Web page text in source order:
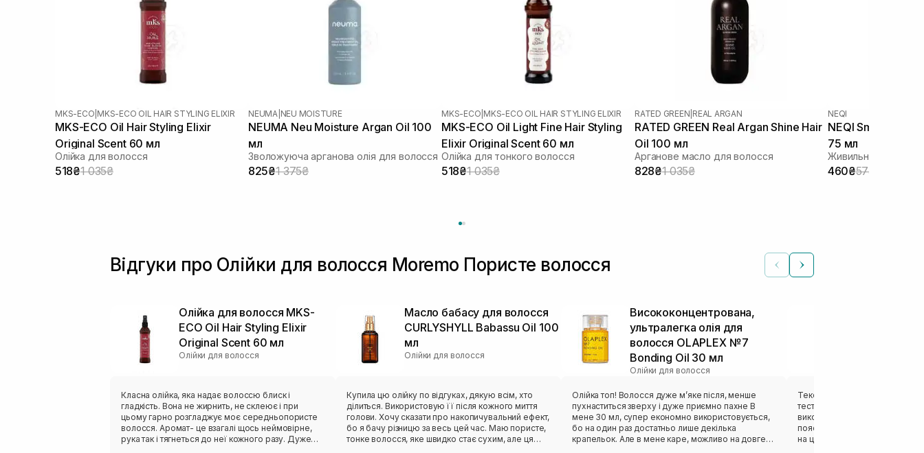
MKS-ECO MKS-ECO OIL HAIR STYLING ELIXIR
MKS-ECO Oil Hair Styling Elixir
Original Scent 60 мл
Олійка для волосся
518₴1 035₴
NEUMA NEU MOISTURE
NEUMA Neu Moisture Argan Oil 100
мл
Зволожуюча арганова олія для волосся
825₴1 375₴
MKS-ECO MKS-ECO OIL HAIR STYLING ELIXIR
MKS-ECO Oil Light Fine Hair Styling
Elixir Original Scent 60 мл
Олійка для тонкого волосся
518₴1 035₴
RATED GREEN REAL ARGAN
RATED GREEN Real Argan Shine Hair
Oil 100 мл
Арганове масло для волосся
828₴1 035₴
NEQI
NEQI Smooth
75 мл
Живильна олія з
460₴575₴
Відгуки про Олійки для волосся Moremo Пористе волосся
Олійка для волосся MKS-
ECO Oil Hair Styling Elixir
Original Scent 60 мл
Олійки для волосся
Класна олійка, яка надає волоссю блиск і
гладкість. Вона не жирнить, не склеює і при
цьому гарно розгладжує моє середньопористе
волосся. Аромат- це взагалі щось неймовірне,
рука так і тягнеться до неї кожного разу. Дуже
Масло бабасу для волосся
CURLYSHYLL Babassu Oil 100
мл
Олійки для волосся
Купила цю олійку по відгуках, дякую всім, хто
ділиться. Використовую її після кожного миття
голови. Хочу сказати про накопичувальний ефект,
бо я бачу різницю за весь цей час. Маю пористе,
тонке волосся, яке швидко стає сухим, але ця
Висококонцентрована,
ультралегка олія для
волосся OLAPLEX №7
Bonding Oil 30 мл
Олійки для волосся
Олійка топ! Волосся дуже мʼяке після, менше
пухнаститься зверху і дуже приємно пахне В
мене 30 мл, супер економно використовується,
бо на один раз достатньо лише декілька
крапельок. Але в мене каре, можливо на довге
Текстура сама легенька, з
тестувала, за рахунок цього
використанні, адже навіть
поясниці вистачає 2-3
на це - моє волосся не